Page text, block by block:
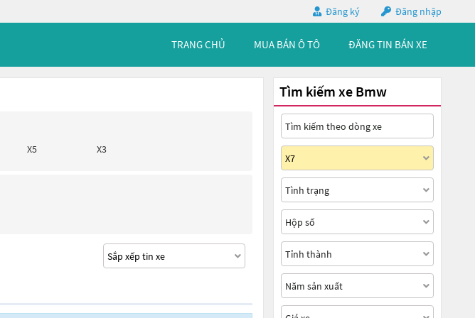
Đăng ký Đăng nhập
TRANG CHỦ MUA BÁN Ô TÔ ĐĂNG TIN BÁN XE
X5 X3
Tìm kiếm xe Bmw